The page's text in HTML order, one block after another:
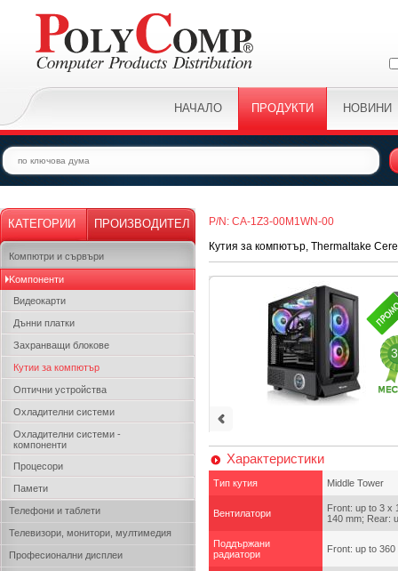
НАЧАЛО ПРОДУКТИ НОВИНИ
КАТЕГОРИИ ПРОИЗВОДИТЕЛ
Компютри и сървъри
Kомпоненти
Видеокарти
Дънни платки
Захранващи блокове
Кутии за компютър
Оптични устройства
Охладителни системи
Охладителни системи -
компоненти
Процесори
Памети
Телефони и таблети
Телевизори, монитори, мултимедия
Професионални дисплеи
P/N: CA-1Z3-00M1WN-00
Кутия за компютър, Thermaltake
Характеристики
Тип кутия Middle Tower
Вентилатори
Front: up to 3 x
140 mm; Rear:
Поддържани
радиатори
Front: up to